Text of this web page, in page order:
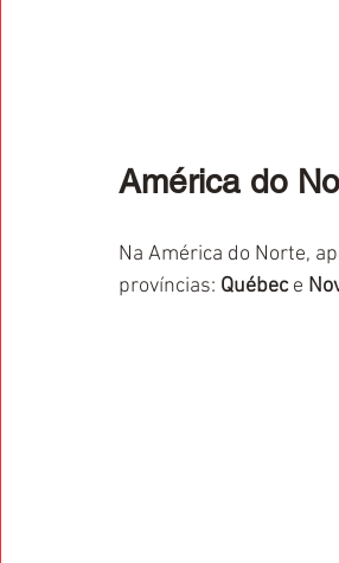
América do
Na América do Norte,
províncias: Québec e